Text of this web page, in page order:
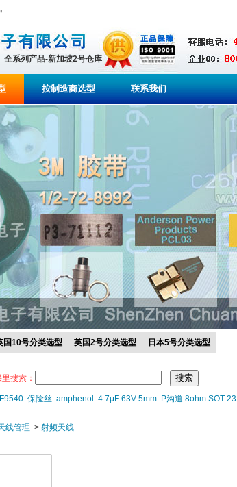
系列产品-新加坡2号仓库
按制造商选型 联系我们
国10号分类选型 英国2号分类选型 日本5号分类选型
搜索：
保险丝 amphenol 4.7μF 63V 5mm P沟道 8ohm SOT-23
线管理 > 射频天线